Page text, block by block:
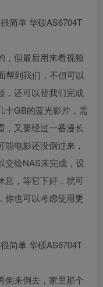
，但最后用来看视频
帮到我们，不但可以
，还可以替我们完成
十GB的蓝光影片，需
，又要经过一番漫长
电影还没倒过来，
交给NAS来完成，设
息，等它下好，就可
你也可以考虑使用更
倒来倒去，家里那个